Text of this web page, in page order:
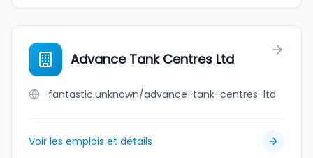
Advance Tank Centres Ltd
fantastic.unknown/advance-tank-centres-ltd
Voir les emplois et détails